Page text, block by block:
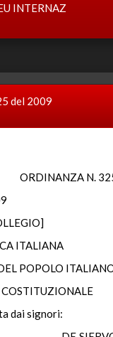
INTERNAZ
del 2009
ORDINANZA N.
ITALIANA
POPOLO
COSTITUZIONALE
dai signori: